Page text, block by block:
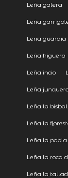
Leña galera
Leña
Leña guardia
Leña higuera
Leña incio
Leña
Leña la
Leña la
Leña la
Leña la roca
Leña la